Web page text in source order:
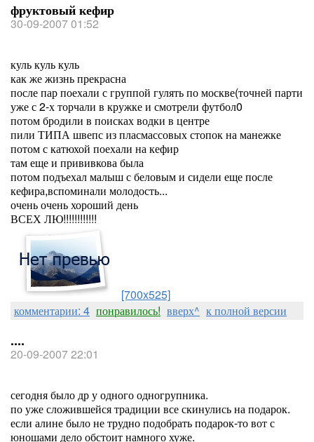
фруктовый кефир
30-09-2007 01:52
куль куль куль
как же жизнь прекрасна
после пар поехали с группой гулять по москве(точней парти
уже с 2-х торчали в кружке и смотрели футбол0
потом бродили в поисках водки в центре
пили ТИПА швепс из пласмассовых стопок на манежке
потом с катюхой поехали на кефир
там еще и прививкова была
потом подъехал малыш с беловым и сидели еще после
кефира,вспоминали молодость...
очень очень хороший день
ВСЕХ ЛЮ!!!!!!!!!!!!
[700x525]
комментарии: 4 понравилось! вверх^ к полной версии
....
20-09-2007 22:01
сегодня было др у одного одногрупника.
по уже сложившейся традиции все скинулись на подарок.
если алине было не трудно подобрать подарок-то вот с
юношами дело обстоит намного хуже.